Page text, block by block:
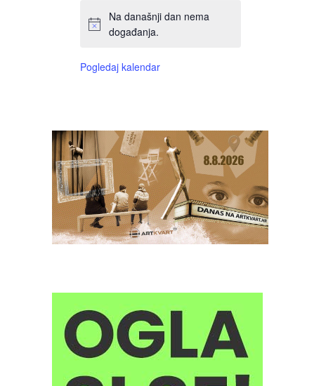
Na današnji dan nema
događanja.
Pogledaj kalendar